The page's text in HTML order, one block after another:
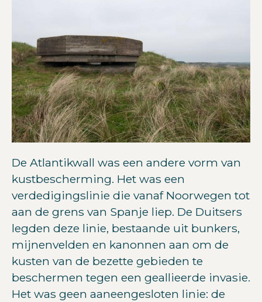
De Atlantikwall was een andere vorm van
kustbescherming. Het was een
verdedigingslinie die vanaf Noorwegen tot
aan de grens van Spanje liep. De Duitsers
legden deze linie, bestaande uit bunkers,
mijnenvelden en kanonnen aan om de
kusten van de bezette gebieden te
beschermen tegen een geallieerde invasie.
Het was geen aaneengesloten linie: de